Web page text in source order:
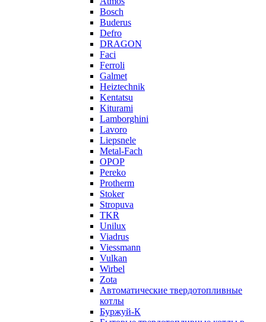
Bosch
Buderus
Defro
DRAGON
Faci
Ferroli
Galmet
Heiztechnik
Kentatsu
Kiturami
Lamborghini
Lavoro
Liepsnele
Metal-Fach
OPOP
Pereko
Protherm
Stoker
Stropuva
TKR
Unilux
Viadrus
Viessmann
Vulkan
Wirbel
Zota
Автоматические твердотопливные
котлы
Буржуй-К